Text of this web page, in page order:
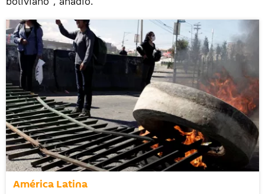
América Latina